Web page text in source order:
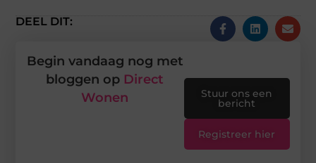
DEEL DIT:
Begin vandaag nog met
bloggen op Direct
Wonen
Stuur ons een
bericht
Registreer hier